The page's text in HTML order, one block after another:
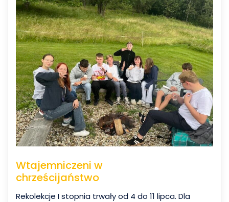
Wtajemniczeni w
chrześcijaństwo
Rekolekcje I stopnia trwały od 4 do 11 lipca. Dla